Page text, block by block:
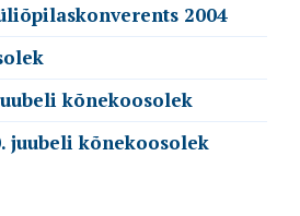
2004
kõnekoosolek
juubeli kõnekoosolek